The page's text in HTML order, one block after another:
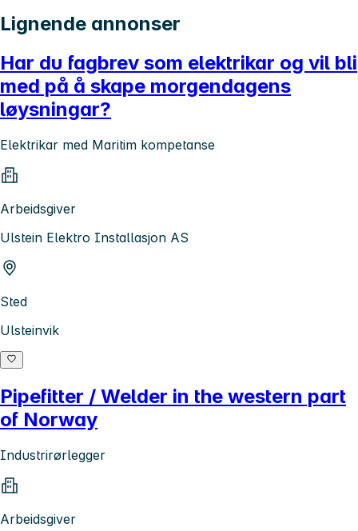
Lignende annonser
Har du fagbrev som elektrikar og vil bli
med på å skape morgendagens
løysningar?
Elektrikar med Maritim kompetanse
Arbeidsgiver
Ulstein Elektro Installasjon AS
Sted
Ulsteinvik
Pipefitter / Welder in the western part
of Norway
Industrirørlegger
Arbeidsgiver